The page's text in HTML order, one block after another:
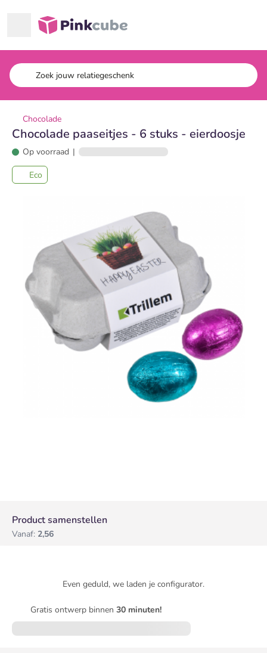
Pinkcube
Chocolade
Chocolade paaseitjes - 6 stuks - eierdoosje
Op voorraad |
Eco
Product samenstellen
Vanaf: 2,56
Even geduld, we laden je configurator.
Gratis ontwerp binnen 30 minuten!